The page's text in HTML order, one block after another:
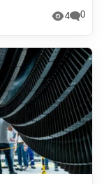
4 0